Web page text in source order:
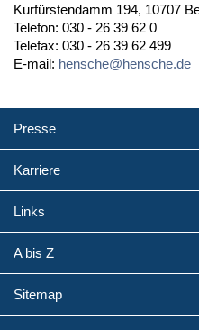
Kurfürstendamm 194, 10707
Telefon: 030 - 26 39 62 0
Telefax: 030 - 26 39 62 499
E-mail: hensche@hensche.de
Presse
Karriere
Links
A bis Z
Sitemap